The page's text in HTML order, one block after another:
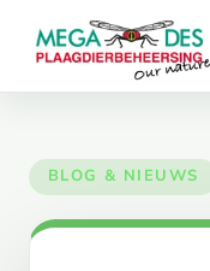
Skip to main